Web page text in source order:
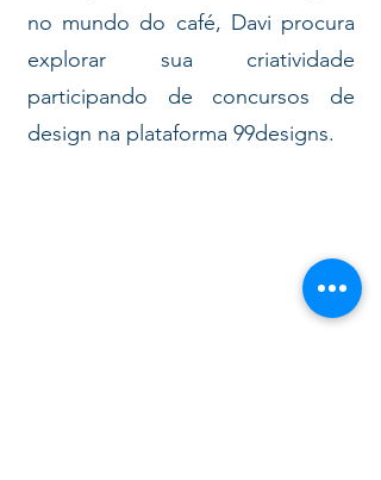
no mundo do café, Davi procura
explorar sua criatividade
participando de concursos de
design na plataforma 99designs.